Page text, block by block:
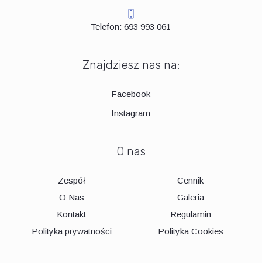
Telefon: 693 993 061
Znajdziesz nas na:
Facebook
Instagram
O nas
Zespół
Cennik
O Nas
Galeria
Kontakt
Regulamin
Polityka prywatności
Polityka Cookies